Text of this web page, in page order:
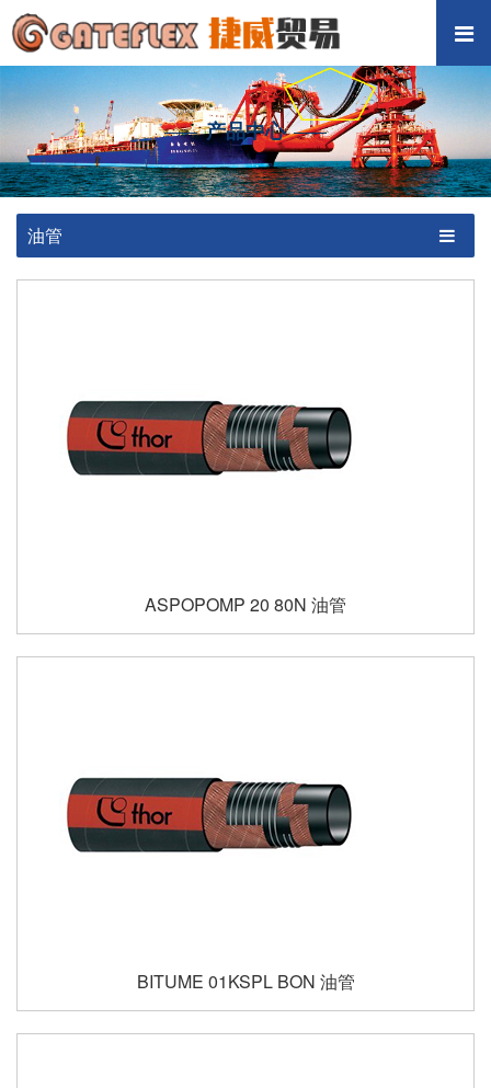
产品中心
油管
ASPOPOMP 20 80N 油管
BITUME 01KSPL BON 油管